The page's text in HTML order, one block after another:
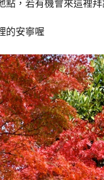
點，若有機會來這裡
的安寧喔